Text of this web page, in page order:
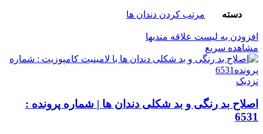
دسته مرتب کردن دندان ها
افزودن به لیست علاقه مندیها
مشاهده سریع
نزدیک
اصلاح بد رنگی و بد شکلی دندان ها | شماره پرونده :
6531